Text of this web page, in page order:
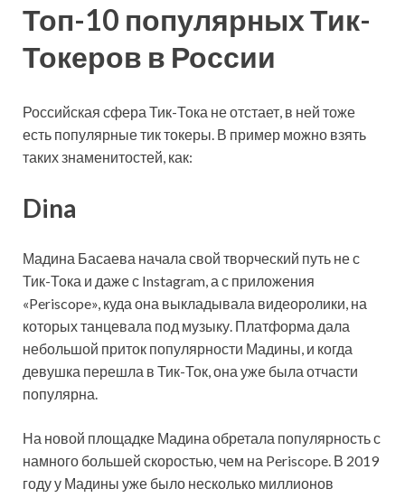
Топ-10 популярных Тик-
Токеров в России
Российская сфера Тик-Тока не отстает, в ней тоже
есть популярные тик токеры. В пример можно взять
таких знаменитостей, как:
Dina
Мадина Басаева начала свой творческий путь не с
Тик-Тока и даже с Instagram, а с приложения
«Periscope», куда она выкладывала видеоролики, на
которых танцевала под музыку. Платформа дала
небольшой приток популярности Мадины, и когда
девушка перешла в Тик-Ток, она уже была отчасти
популярна.
На новой площадке Мадина обретала популярность с
намного большей скоростью, чем на Periscope. В 2019
году у Мадины уже было несколько миллионов